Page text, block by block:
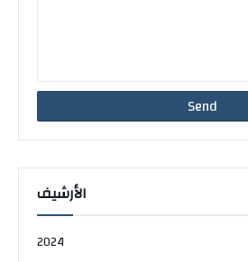
الأرشيف
2024